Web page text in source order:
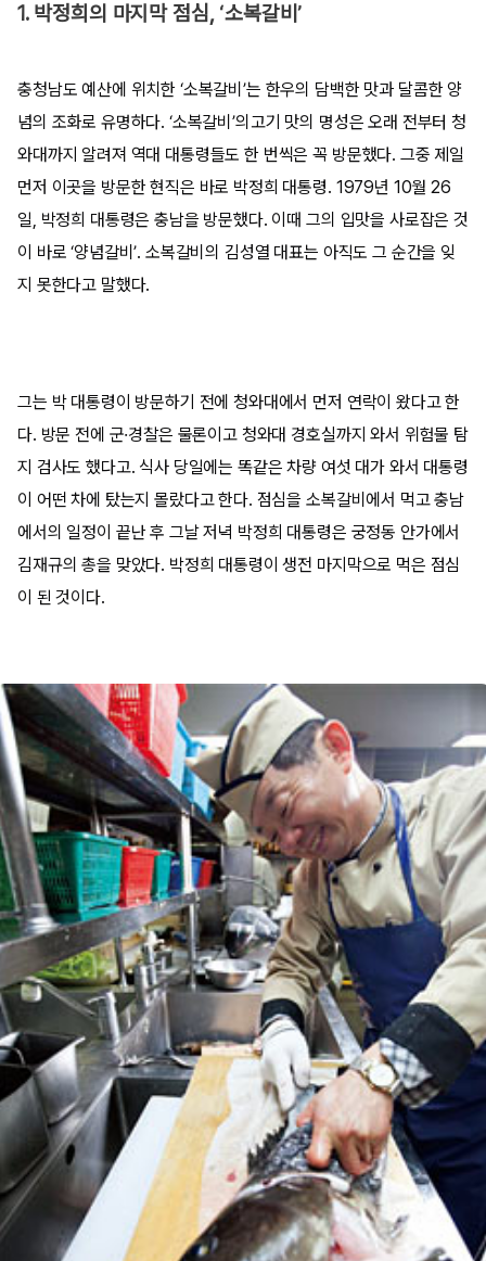
1. 박정희의 마지막 점심, ‘소복갈비’
충청남도 예산에 위치한 ‘소복갈비’는 한우의 담백한 맛과 달콤한 양
념의 조화로 유명하다. ‘소복갈비’의고기 맛의 명성은 오래 전부터 청
와대까지 알려져 역대 대통령들도 한 번씩은 꼭 방문했다. 그중 제일
먼저 이곳을 방문한 현직은 바로 박정희 대통령. 1979년 10월 26
일, 박정희 대통령은 충남을 방문했다. 이때 그의 입맛을 사로잡은 것
이 바로 ‘양념갈비’. 소복갈비의 김성열 대표는 아직도 그 순간을 잊
지 못한다고 말했다.
그는 박 대통령이 방문하기 전에 청와대에서 먼저 연락이 왔다고 한
다. 방문 전에 군·경찰은 물론이고 청와대 경호실까지 와서 위험물 탐
지 검사도 했다고. 식사 당일에는 똑같은 차량 여섯 대가 와서 대통령
이 어떤 차에 탔는지 몰랐다고 한다. 점심을 소복갈비에서 먹고 충남
에서의 일정이 끝난 후 그날 저녁 박정희 대통령은 궁정동 안가에서
김재규의 총을 맞았다. 박정희 대통령이 생전 마지막으로 먹은 점심
이 된 것이다.